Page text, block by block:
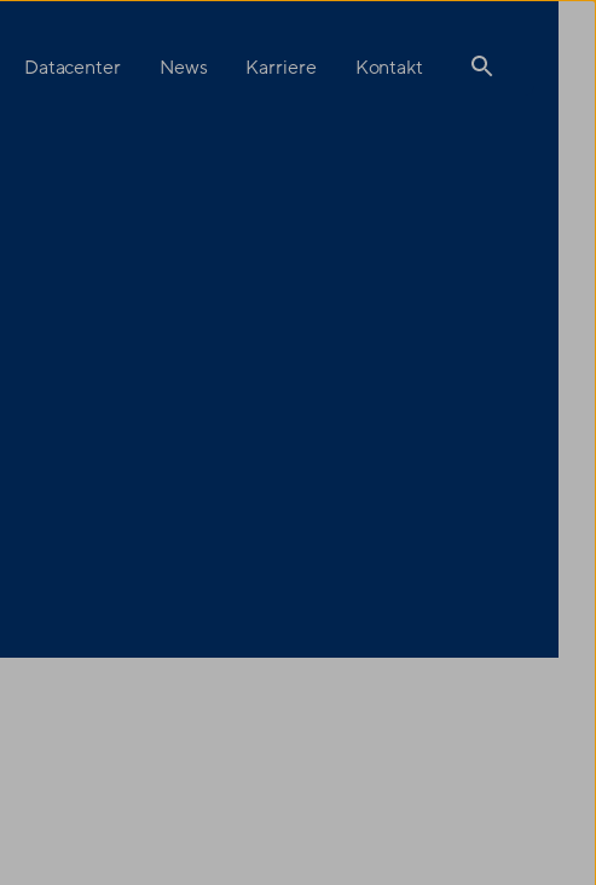
Datacenter News Karriere Kontakt